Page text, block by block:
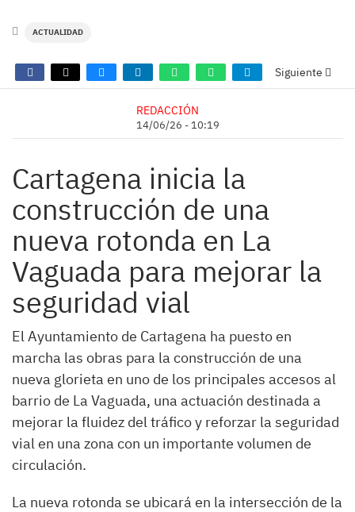
ACTUALIDAD
Siguiente
REDACCIÓN
14/06/26 - 10:19
Cartagena inicia la
construcción de una
nueva rotonda en La
Vaguada para mejorar la
seguridad vial
El Ayuntamiento de Cartagena ha puesto en
marcha las obras para la construcción de una
nueva glorieta en uno de los principales accesos al
barrio de La Vaguada, una actuación destinada a
mejorar la fluidez del tráfico y reforzar la seguridad
vial en una zona con un importante volumen de
circulación.
La nueva rotonda se ubicará en la intersección de la